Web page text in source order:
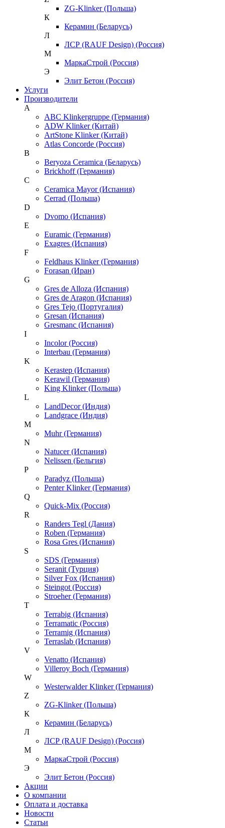
ZG-Klinker (Польша)
К
Керамин (Беларусь)
Л
ЛСР (RAUF Design) (Россия)
М
МаркаСтрой (Россия)
Э
Элит Бетон (Россия)
Услуги
Производители
A
ABC Klinkergruppe (Германия)
ADW Klinker (Китай)
ArtStone Klinker (Китай)
Atlas Concorde (Россия)
B
Beryoza Ceramica (Беларусь)
Brickhoff (Германия)
C
Ceramica Mayor (Испания)
Cerrad (Польша)
D
Dvomo (Испания)
E
Euramic (Германия)
Exagres (Испания)
F
Feldhaus Klinker (Германия)
Forasan (Иран)
G
Gres de Alloza (Испания)
Gres de Aragon (Испания)
Gres Tejo (Португалия)
Gresan (Испания)
Gresmanc (Испания)
I
Incolor (Россия)
Interbau (Германия)
K
Kerastep (Испания)
Kerawil (Германия)
King Klinker (Польша)
L
LandDecor (Индия)
Landgrace (Индия)
M
Muhr (Германия)
N
Natucer (Испания)
Nelissen (Бельгия)
P
Paradyz (Польша)
Penter Klinker (Германия)
Q
Quick-Mix (Россия)
R
Randers Tegl (Дания)
Roben (Германия)
Rosa Gres (Испания)
S
SDS (Германия)
Seranit (Турция)
Silver Fox (Испания)
Steingot (Россия)
Stroeher (Германия)
T
Terrabig (Испания)
Terramatic (Россия)
Terramig (Испания)
Terraslab (Испания)
V
Venatto (Испания)
Villeroy Boch (Германия)
W
Westerwalder Klinker (Германия)
Z
ZG-Klinker (Польша)
К
Керамин (Беларусь)
Л
ЛСР (RAUF Design) (Россия)
М
МаркаСтрой (Россия)
Э
Элит Бетон (Россия)
Акции
О компании
Оплата и доставка
Новости
Статьи